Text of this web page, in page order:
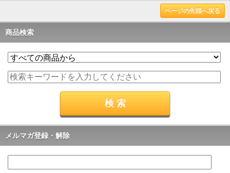
ページの先頭へ戻る
商品検索
メルマガ登録・解除